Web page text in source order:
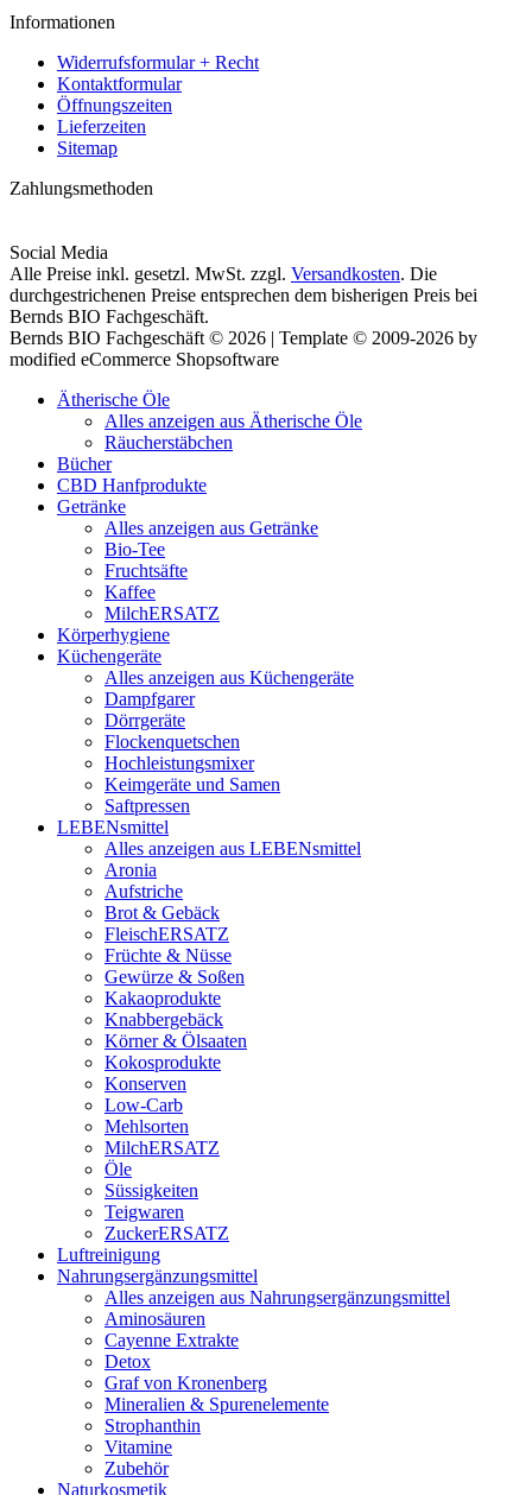
Informationen
Widerrufsformular + Recht
Kontaktformular
Öffnungszeiten
Lieferzeiten
Sitemap
Zahlungsmethoden
Social Media
Alle Preise inkl. gesetzl. MwSt. zzgl. Versandkosten. Die
durchgestrichenen Preise entsprechen dem bisherigen Preis bei
Bernds BIO Fachgeschäft.
Bernds BIO Fachgeschäft © 2026 | Template © 2009-2026 by
modified eCommerce Shopsoftware
Ätherische Öle
Alles anzeigen aus Ätherische Öle
Räucherstäbchen
Bücher
CBD Hanfprodukte
Getränke
Alles anzeigen aus Getränke
Bio-Tee
Fruchtsäfte
Kaffee
MilchERSATZ
Körperhygiene
Küchengeräte
Alles anzeigen aus Küchengeräte
Dampfgarer
Dörrgeräte
Flockenquetschen
Hochleistungsmixer
Keimgeräte und Samen
Saftpressen
LEBENsmittel
Alles anzeigen aus LEBENsmittel
Aronia
Aufstriche
Brot & Gebäck
FleischERSATZ
Früchte & Nüsse
Gewürze & Soßen
Kakaoprodukte
Knabbergebäck
Körner & Ölsaaten
Kokosprodukte
Konserven
Low-Carb
Mehlsorten
MilchERSATZ
Öle
Süssigkeiten
Teigwaren
ZuckerERSATZ
Luftreinigung
Nahrungsergänzungsmittel
Alles anzeigen aus Nahrungsergänzungsmittel
Aminosäuren
Cayenne Extrakte
Detox
Graf von Kronenberg
Mineralien & Spurenelemente
Strophanthin
Vitamine
Zubehör
Naturkosmetik